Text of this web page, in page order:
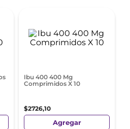
Ibu 400 400 Mg
Comprimidos X 10
$2726,10
Agregar